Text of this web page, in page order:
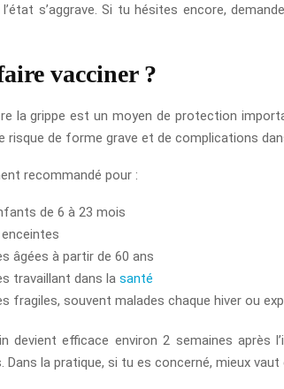
s’aggrave. Si tu hésites encore,
vacciner ?
la grippe est un moyen de protection
risque de forme grave et de complications
recommandé pour :
de 6 à 23 mois
enceintes
âgées à partir de 60 ans
travaillant dans la santé
fragiles, souvent malades chaque hiver ou
devient efficace environ 2 semaines après
Dans la pratique, si tu es concerné, mieux